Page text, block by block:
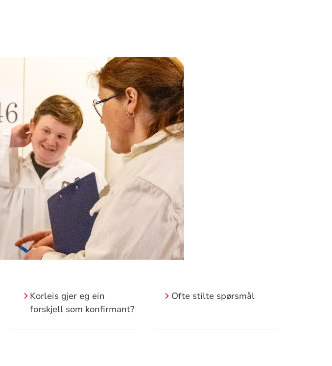
Korleis gjer eg ein
forskjell som konfirmant?
Ofte stilte spørsmål